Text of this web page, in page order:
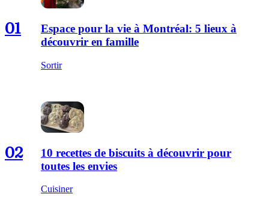
01
Espace pour la vie à Montréal: 5 lieux à
découvrir en famille
Sortir
02
10 recettes de biscuits à découvrir pour
toutes les envies
Cuisiner